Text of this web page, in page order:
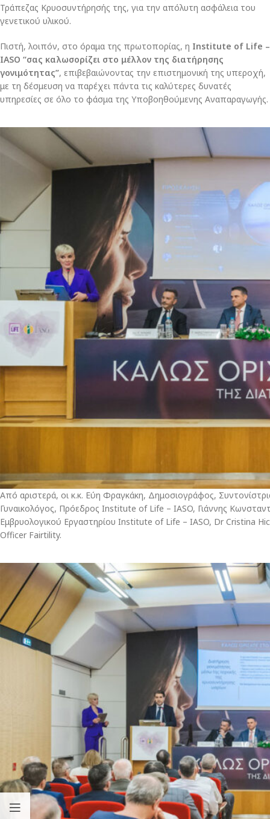
Τράπεζας Κρυοσυντήρησής της, για την απόλυτη ασφάλεια του
γενετικού υλικού.
Πιστή, λοιπόν, στο όραμα της πρωτοπορίας, η Institute of Life –
IASO “σας καλωσορίζει στο μέλλον της διατήρησης
γονιμότητας”, επιβεβαιώνοντας την επιστημονική της υπεροχή,
με τη δέσμευση να παρέχει πάντα τις καλύτερες δυνατές
υπηρεσίες σε όλο το φάσμα της Υποβοηθούμενης Αναπαραγωγής.
Από αριστερά, οι κ.κ. Εύη Φραγκάκη, Δημοσιογράφος,
Γυναικολόγος, Πρόεδρος Institute of Life – IASO, Γιάννης
Εμβρυολογικού Εργαστηρίου Institute of Life – IASO, Dr Cristina
Officer Fairtility.